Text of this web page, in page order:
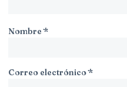
Nombre*
Correo electrónico*